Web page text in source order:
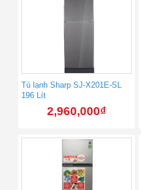
Tủ lạnh Sharp SJ-X201E-SL
196 Lít
2,960,000₫